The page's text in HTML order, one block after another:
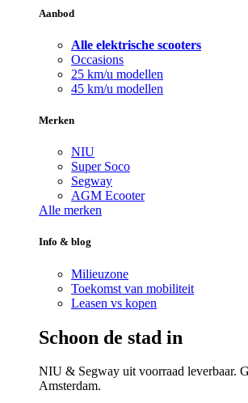
Aanbod
Alle elektrische scooters
Occasions
25 km/u modellen
45 km/u modellen
Merken
NIU
Super Soco
Segway
AGM Ecooter
Alle merken
Info & blog
Milieuzone
Toekomst van mobiliteit
Leasen vs kopen
Schoon de stad in
NIU & Segway uit voorraad leverbaar.
Amsterdam.